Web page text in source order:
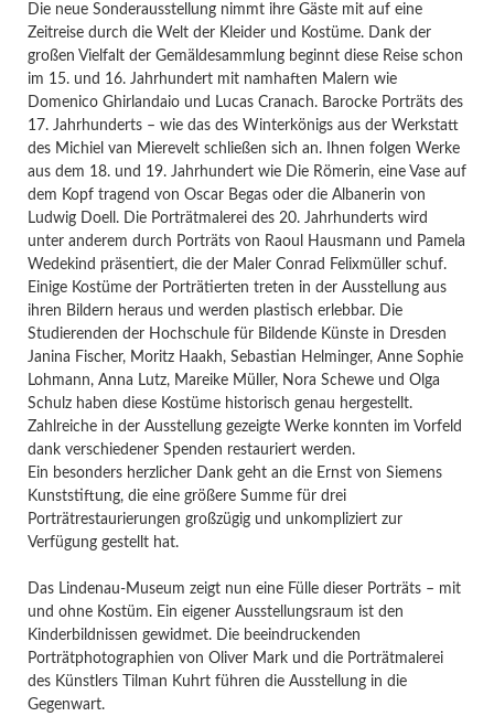
Die neue Sonderausstellung nimmt ihre Gäste mit auf eine
Zeitreise durch die Welt der Kleider und Kostüme. Dank der
großen Vielfalt der Gemäldesammlung beginnt diese Reise schon
im 15. und 16. Jahrhundert mit namhaften Malern wie
Domenico Ghirlandaio und Lucas Cranach. Barocke Porträts des
17. Jahrhunderts – wie das des Winterkönigs aus der Werkstatt
des Michiel van Mierevelt schließen sich an. Ihnen folgen Werke
aus dem 18. und 19. Jahrhundert wie Die Römerin, eine Vase auf
dem Kopf tragend von Oscar Begas oder die Albanerin von
Ludwig Doell. Die Porträtmalerei des 20. Jahrhunderts wird
unter anderem durch Porträts von Raoul Hausmann und Pamela
Wedekind präsentiert, die der Maler Conrad Felixmüller schuf.
Einige Kostüme der Porträtierten treten in der Ausstellung aus
ihren Bildern heraus und werden plastisch erlebbar. Die
Studierenden der Hochschule für Bildende Künste in Dresden
Janina Fischer, Moritz Haakh, Sebastian Helminger, Anne Sophie
Lohmann, Anna Lutz, Mareike Müller, Nora Schewe und Olga
Schulz haben diese Kostüme historisch genau hergestellt.
Zahlreiche in der Ausstellung gezeigte Werke konnten im Vorfeld
dank verschiedener Spenden restauriert werden.
Ein besonders herzlicher Dank geht an die Ernst von Siemens
Kunststiftung, die eine größere Summe für drei
Porträtrestaurierungen großzügig und unkompliziert zur
Verfügung gestellt hat.
Das Lindenau-Museum zeigt nun eine Fülle dieser Porträts – mit
und ohne Kostüm. Ein eigener Ausstellungsraum ist den
Kinderbildnissen gewidmet. Die beeindruckenden
Porträtphotographien von Oliver Mark und die Porträtmalerei
des Künstlers Tilman Kuhrt führen die Ausstellung in die
Gegenwart.